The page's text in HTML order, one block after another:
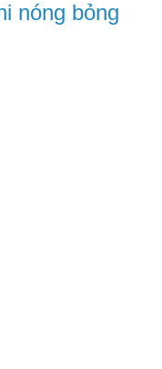
nóng bỏng